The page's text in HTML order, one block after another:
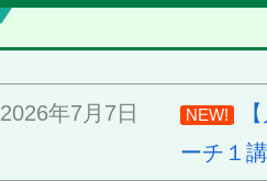
2026年7月7日 NEW!
ーチ１